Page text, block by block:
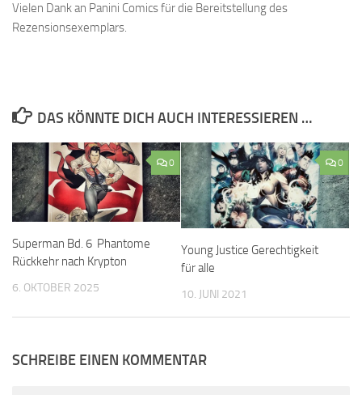
Vielen Dank an Panini Comics für die Bereitstellung des
Rezensionsexemplars.
DAS KÖNNTE DICH AUCH INTERESSIEREN …
0
Superman Bd. 6 Phantome
Rückkehr nach Krypton
6. OKTOBER 2025
0
Young Justice Gerechtigkeit
für alle
10. JUNI 2021
SCHREIBE EINEN KOMMENTAR